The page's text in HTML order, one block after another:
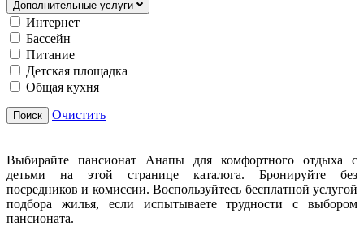
Дополнительные услуги
Интернет
Бассейн
Питание
Детская площадка
Общая кухня
Поиск Очистить
Выбирайте пансионат Анапы для комфортного отдыха с
детьми на этой странице каталога. Бронируйте без
посредников и комиссии. Воспользуйтесь бесплатной услугой
подбора жилья, если испытываете трудности с выбором
пансионата.